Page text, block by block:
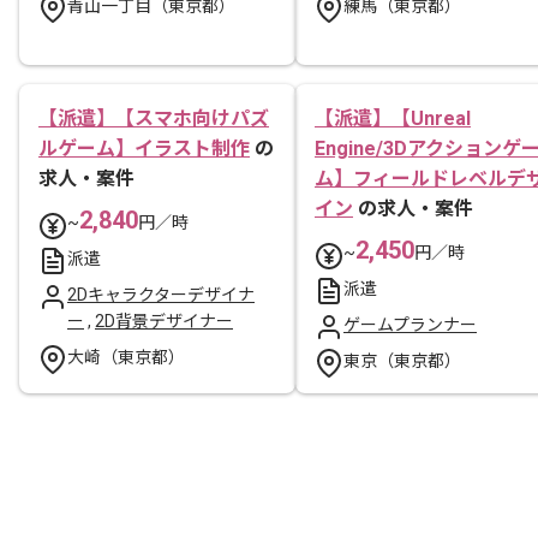
青山一丁目（東京都）
練馬（東京都）
【派遣】【スマホ向けパズ
ルゲーム】イラスト制作 の
求人・案件
~2,840円／時
派遣
2Dキャラクターデザイナ
ー , 2D背景デザイナー
大崎（東京都）
【派遣】【Unreal
Engine/3Dアクションゲ
ム】フィールドレベルデ
イン の求人・案件
~2,450円／時
派遣
ゲームプランナー
東京（東京都）